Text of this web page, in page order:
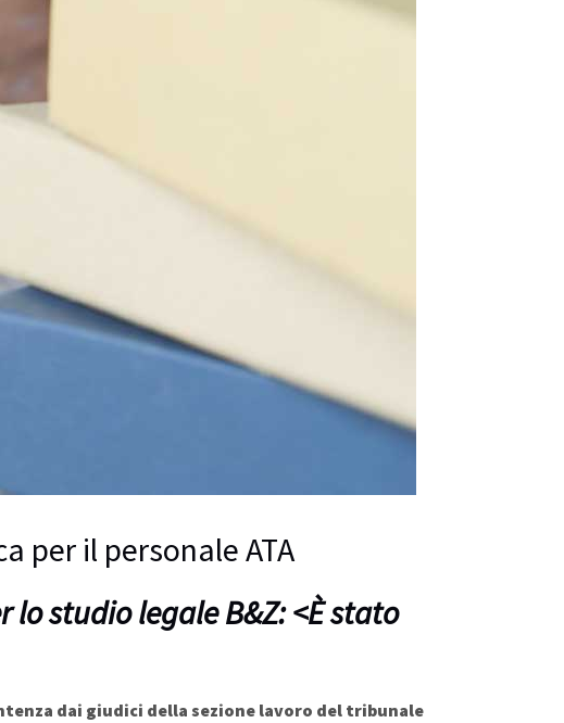
per il personale ATA
studio legale B&Z: <È stato
dai giudici della sezione lavoro del tribunale